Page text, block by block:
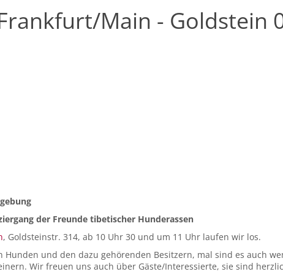
Main - Goldstein
der Freunde tibetischer Hunderassen
, Goldsteinstr. 314, ab 10 Uhr 30 und um 11 Uhr laufen wir los.
und den dazu gehörenden Besitzern, mal sind es auch
Wir freuen uns auch über Gäste/Interessierte, sie sind